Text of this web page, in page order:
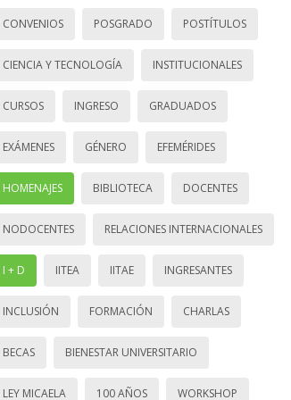
CONVENIOS POSGRADO POSTÍTULOS
CIENCIA Y TECNOLOGÍA INSTITUCIONALES
CURSOS INGRESO GRADUADOS
EXÁMENES GÉNERO EFEMÉRIDES
HOMENAJES BIBLIOTECA DOCENTES
NODOCENTES RELACIONES INTERNACIONALES
I + D IITEA IITAE INGRESANTES
INCLUSIÓN FORMACIÓN CHARLAS
BECAS BIENESTAR UNIVERSITARIO
LEY MICAELA 100 AÑOS WORKSHOP